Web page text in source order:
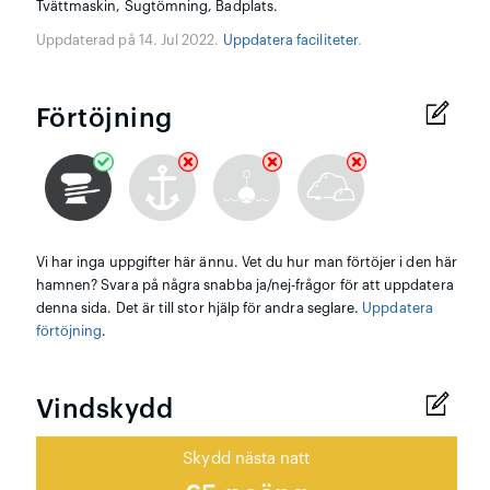
Tvättmaskin, Sugtömning, Badplats.
Uppdaterad på 14. Jul 2022. Uppdatera faciliteter.
Förtöjning
Vi har inga uppgifter här ännu. Vet du hur man förtöjer i den här
hamnen? Svara på några snabba ja/nej-frågor för att uppdatera
denna sida. Det är till stor hjälp för andra seglare. Uppdatera
förtöjning.
Vindskydd
Skydd nästa natt